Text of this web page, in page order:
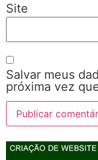
Site
Salvar meus
próxima vez